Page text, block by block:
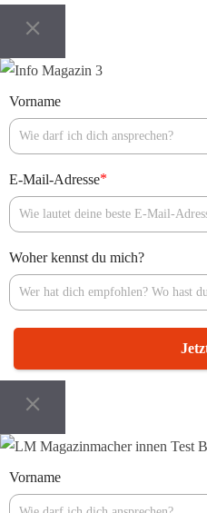
Vorname
E-Mail-Adresse*
Woher kennst du mich?
Vorname